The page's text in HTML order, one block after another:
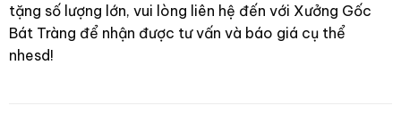
tặng số lượng lớn, vui lòng liên hệ đến với Xưởng Gốc
Bát Tràng để nhận được tư vấn và báo giá cụ thể
nhesd!